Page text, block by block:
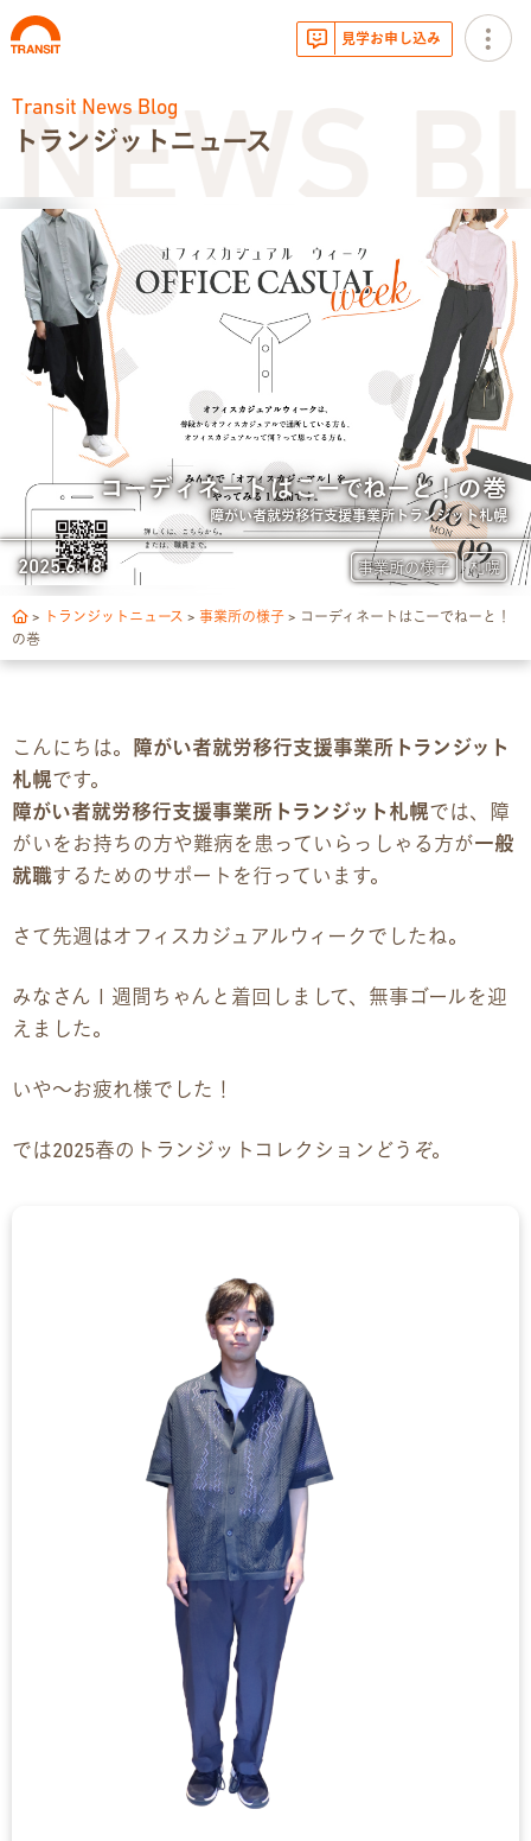
トランジットニュース
利用体験談
広報・イベント
サービス内容
就労移行支援とは
トランジットについて
1日の流れ
独自サポート
3つの支援制度
お食事の提供について
スキルアップ診断
パンフレット
事業所ツアーマップ
雇用をお考えの企業様へ
プライバシーポリシー
お問い合わせ
お問い合わせ
見学・体験のお申し込み
Transit News Blog
トランジットニュース
コーディネートはこーでねーと！の巻
障がい者就労移行支援事業所トランジット札幌
事業所の様子 札幌
2025.6.18
> トランジットニュース > 事業所の様子 > コーディネートはこーでねーと！
の巻
こんにちは。
障がい者就労移行支援事業所トランジット
札幌です。
障がい者就労移行支援事業所トランジット札幌では、障
がいをお持ちの方や難病を患っていらっしゃる方が一般
就職するためのサポートを行っています。
さて先週はオフィスカジュアルウィークでしたね。
みなさん１週間ちゃんと着回しまして、無事ゴールを迎
えました。
いや〜お疲れ様でした！
では2025春のトランジットコレクションどうぞ。
見学お申し込み